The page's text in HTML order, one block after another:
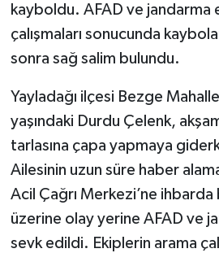
kayboldu. AFAD ve jandarma
çalışmaları sonucunda
sonra sağ salim bulundu.
Yayladağı ilçesi Bezge
yaşındaki Durdu Çelenk,
tarlasına çapa yapmaya
Ailesinin uzun süre haber
Acil Çağrı Merkezi’ne
üzerine olay yerine AFAD ve
sevk edildi. Ekiplerin arama